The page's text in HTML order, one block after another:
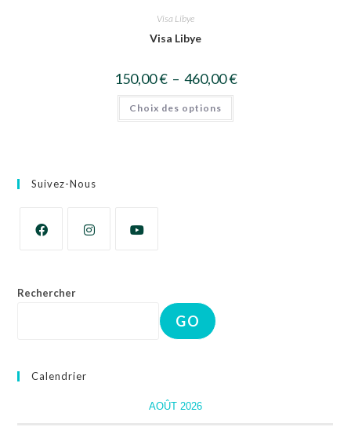
Visa Libye
Visa Libye
150,00€ – 460,00€
Choix des options
Suivez-Nous
Rechercher
GO
Calendrier
AOÛT 2026